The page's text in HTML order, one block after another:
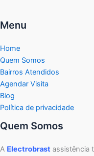
Menu
Home
Quem Somos
Bairros Atendidos
Agendar Visita
Blog
Política de privacidade
Quem Somos
A Electrobrast assistência